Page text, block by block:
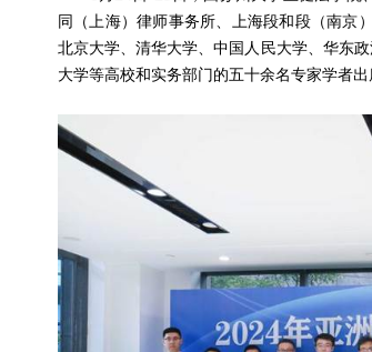
同（上海）律师事务所、上海段和段（南京
北京大学、清华大学、中国人民大学、华东
大学等高校和实务部门的五十余名专家学者出